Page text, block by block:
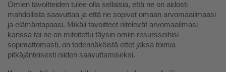
Omien tavoitteiden tulee olla sellaisia, että ne on aidosti
mahdollista saavuttaa ja että ne sopivat omaan arvomaailmaasi
ja elämäntapaasi. Mikäli tavoitteet riitelevät arvomaailmasi
kanssa tai ne on mitoitettu täysin omiin resursseihisi
sopimattomasti, on todennäköistä ettet jaksa toimia
pitkäjänteisesti niiden saavuttamiseksi.